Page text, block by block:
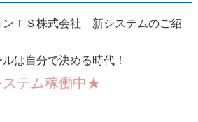
ンＴＳ株式会社 新システムのご紹
は自分で決める時代！
テム稼働中★